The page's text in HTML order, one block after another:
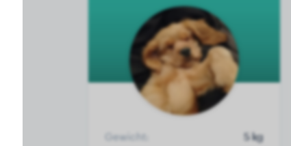
Gewicht:
5 kg